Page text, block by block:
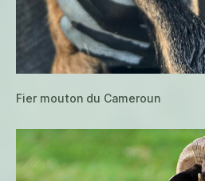
Fier mouton du Cameroun